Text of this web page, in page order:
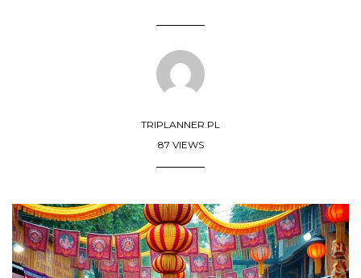
TRIPLANNER.PL
87 VIEWS